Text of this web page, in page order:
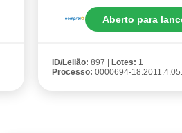
Aberto para
ID/Leilão: 897 | Lotes: 1
Processo: 0000694-